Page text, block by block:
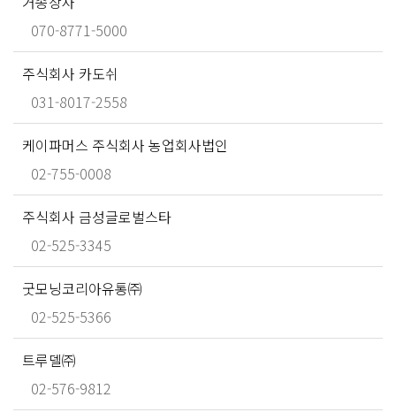
070-8771-5000
주식회사 카도쉬
031-8017-2558
케이파머스 주식회사 농업회사법인
02-755-0008
주식회사 금성글로벌스타
02-525-3345
굿모닝코리아유통㈜
02-525-5366
트루델㈜
02-576-9812